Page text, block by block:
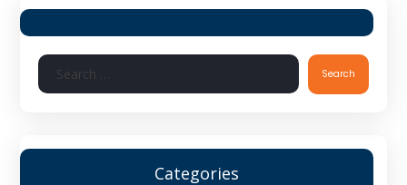
Search
Categories